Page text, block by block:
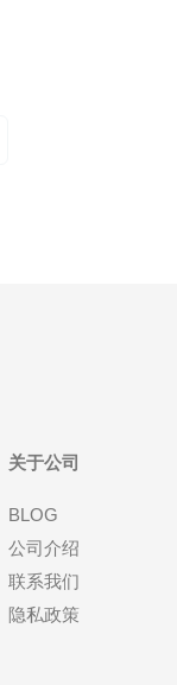
关于公司
BLOG
公司介绍
联系我们
隐私政策